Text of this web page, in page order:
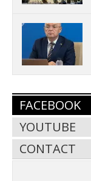
FACEBOOK
YOUTUBE
CONTACT